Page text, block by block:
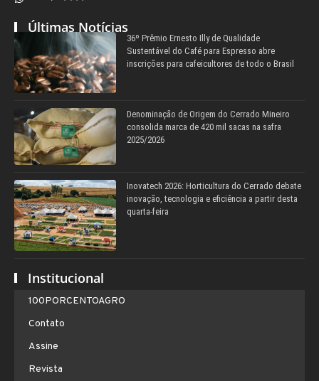
Últimas Notícias
36º Prêmio Ernesto Illy de Qualidade
Sustentável do Café para Espresso abre
inscrições para cafeicultores de todo o Brasil
Denominação de Origem do Cerrado Mineiro
consolida marca de 420 mil sacas na safra
2025/2026
Inovatech 2026: Horticultura do Cerrado debate
inovação, tecnologia e eficiência a partir desta
quarta-feira
Institucional
100PORCENTOAGRO
Contato
Assine
Revista